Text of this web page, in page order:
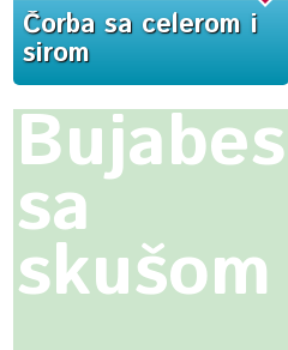
Čorba sa celerom i
sirom
Bujabes
sa
skušom